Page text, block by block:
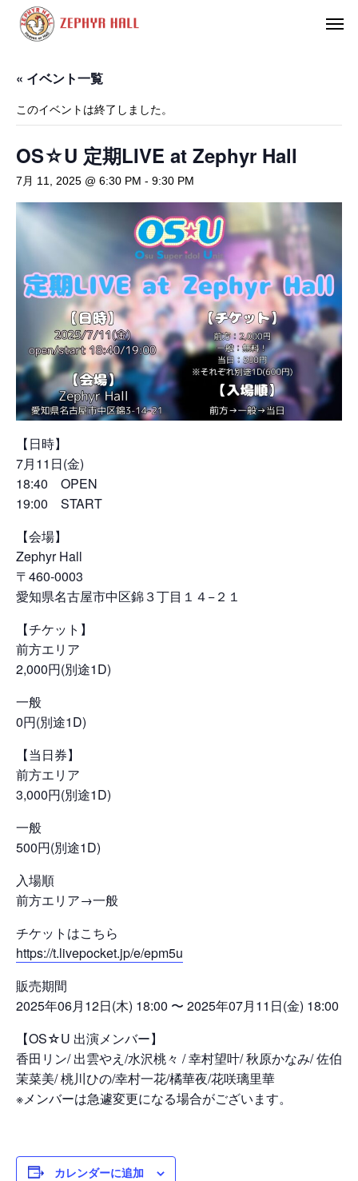
« イベント一覧
このイベントは終了しました。
OS☆U 定期LIVE at Zephyr Hall
7月 11, 2025 @ 6:30 PM - 9:30 PM
【日時】
7月11日(金)
18:40 OPEN
19:00 START
【会場】
Zephyr Hall
〒460-0003
愛知県名古屋市中区錦３丁目１４−２１
【チケット】
前方エリア
2,000円(別途1D)
一般
0円(別途1D)
【当日券】
前方エリア
3,000円(別途1D)
一般
500円(別途1D)
入場順
前方エリア→一般
チケットはこちら
https://t.livepocket.jp/e/epm5u
販売期間
2025年06月12日(木) 18:00 〜 2025年07月11日(金) 18:00
【OS☆U 出演メンバー】
香田リン/ 出雲やえ/水沢桃々 / 幸村望叶/ 秋原かなみ/ 佐伯
茉菜美/ 桃川ひの/幸村一花/橘華夜/花咲璃里華
※メンバーは急遽変更になる場合がございます。
カレンダーに追加